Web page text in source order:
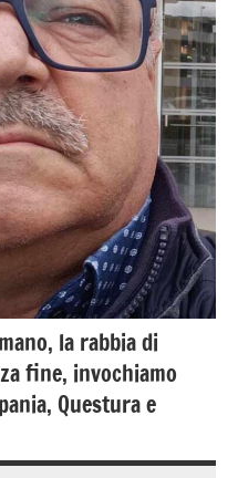
la rabbia di
fine, invochiamo
Questura e